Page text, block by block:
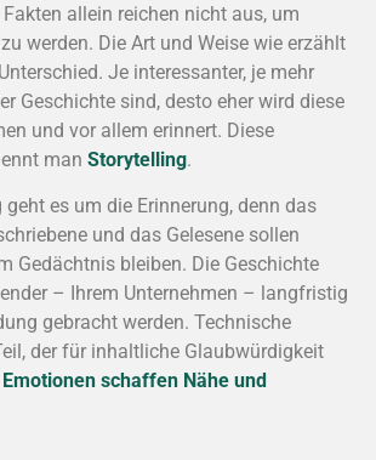
allein reichen nicht aus, um
werden. Die Art und Weise wie erzählt
Je interessanter, je mehr
Geschichte sind, desto eher wird diese
und vor allem erinnert. Diese
man Storytelling.
geht es um die Erinnerung, denn das
und das Gelesene sollen
Gedächtnis bleiben. Die Geschichte
– Ihrem Unternehmen – langfristig
gebracht werden. Technische
der für inhaltliche Glaubwürdigkeit
schaffen Nähe und